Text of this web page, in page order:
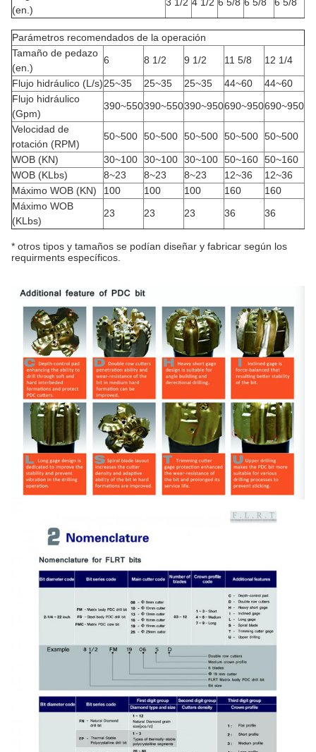
(en.)
Parámetros recomendados de la operación
Tamaño de pedazo
(en.)
6 8 1/2 9 1/2 11 5/8 12 1/4
Flujo hidráulico (L/s)25~35 25~35 25~35 44~60
44~60
Flujo hidráulico
(Gpm)
390~550390~550390~950690~950690~950
Velocidad de
rotación (RPM)
50~500 50~500 50~500 50~500 50~500
WOB (KN) 30~100 30~100 30~100 50~160 50~160
WOB (KLbs)
8~23 8~23 8~23 12~36
12~36
Máximo WOB (KN)
100 100 100 160
160
Máximo WOB
(KLbs)
23 23 23 36 36
* otros tipos y tamaños se podían diseñar y fabricar según los
requirments específicos.